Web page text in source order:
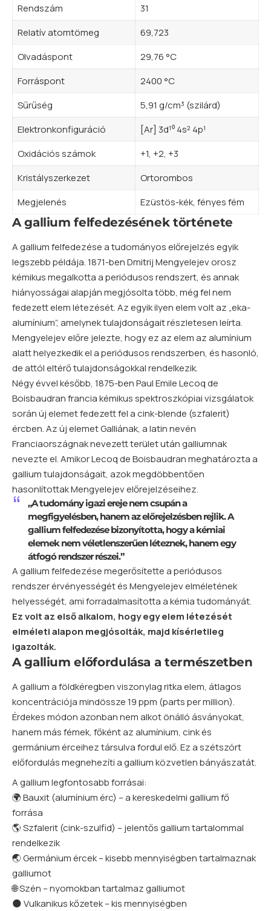
Rendszám
31
Relatív atomtömeg
69,723
Olvadáspont
29,76 °C
Forráspont
2400 °C
Sűrűség
5,91 g/cm³ (szilárd)
Elektronkonfiguráció
[Ar] 3d¹⁰ 4s² 4p¹
Oxidációs számok
+1, +2, +3
Kristályszerkezet
Ortorombos
Megjelenés
Ezüstös-kék, fényes fém
A gallium felfedezésének története
A gallium felfedezése a tudományos előrejelzés egyik
legszebb példája. 1871-ben Dmitrij Mengyelejev orosz
kémikus megalkotta a periódusos rendszert, és annak
hiányosságai alapján megjósolta több, még fel nem
fedezett elem létezését. Az egyik ilyen elem volt az „eka-
alumínium”, amelynek tulajdonságait részletesen leírta.
Mengyelejev előre jelezte, hogy ez az elem az alumínium
alatt helyezkedik el a periódusos rendszerben, és hasonló,
de attól eltérő tulajdonságokkal rendelkezik.
Négy évvel később, 1875-ben Paul Emile Lecoq de
Boisbaudran francia kémikus spektroszkópiai vizsgálatok
során új elemet fedezett fel a cink-blende (szfalerit)
ércben. Az új elemet Galliának, a latin nevén
Franciaországnak nevezett terület után galliumnak
nevezte el. Amikor Lecoq de Boisbaudran meghatározta a
gallium tulajdonságait, azok megdöbbentően
hasonlítottak Mengyelejev előrejelzéseihez.
„A tudomány igazi ereje nem csupán a
megfigyelésben, hanem az előrejelzésben rejlik. A
gallium felfedezése bizonyította, hogy a kémiai
elemek nem véletlenszerűen léteznek, hanem egy
átfogó rendszer részei.”
A gallium felfedezése megerősítette aperiódusos
rendszerérvényességét és Mengyelejev elméletének
helyességét, ami forradalmasította a kémia tudományát.
Ez volt az első alkalom, hogy egy elem létezését
elméleti alapon megjósolták, majd kísérletileg
igazolták.
A gallium előfordulása a természetben
A gallium a földkéregben viszonylag ritka elem, átlagos
koncentrációja mindössze 19 ppm (parts per million).
Érdekes módon azonban nem alkot önálló ásványokat,
hanem más fémek, főként az alumínium, cinkés
germánium érceihez társulva fordul elő. Ez a szétszórt
előfordulás megnehezíti a gallium közvetlen bányászatát.
A gallium legfontosabb forrásai:
🌍 Bauxit (alumínium érc) – a kereskedelmi gallium fő
forrása
🌎 Szfalerit (cink-szulfid) – jelentős gallium tartalommal
rendelkezik
🌏 Germánium ércek – kisebb mennyiségben tartalmaznak
galliumot
🌐 Szén – nyomokban tartalmaz galliumot
🌑 Vulkanikus kőzetek – kis mennyiségben